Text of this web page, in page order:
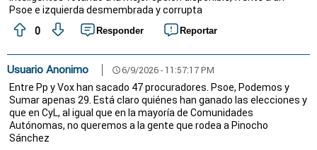
Psoe e izquierda desmembrada y corrupta
0
Responder Reportar
Usuario Anonimo schedule6/9/2026 - 11:57:17 PM
Entre Pp y Vox han sacado 47 procuradores. Psoe, Podemos y
Sumar apenas 29. Está claro quiénes han ganado las elecciones y
que en CyL, al igual que en la mayoría de Comunidades
Autónomas, no queremos a la gente que rodea a Pinocho
Sánchez